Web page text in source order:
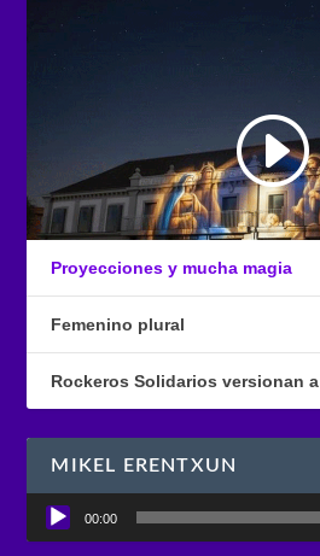
Proyecciones y mucha magia
Femenino plural
Rockeros Solidarios versionan
MIKEL ERENTXUN
Reproductor
00:00